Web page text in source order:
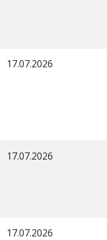
17.07.2026
17.07.2026
17.07.2026